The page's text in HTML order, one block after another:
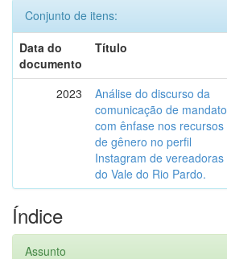
Conjunto de itens:
Data do
documento
Título
2023
Análise do discurso da
comunicação de mandato
com ênfase nos recursos
de gênero no perfil
Instagram de vereadoras
do Vale do Rio Pardo.
Índice
Assunto